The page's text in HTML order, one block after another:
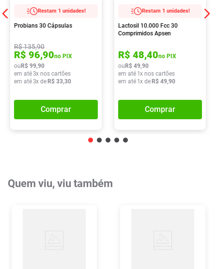
Restam 1 unidades!
Probians 30 Cápsulas
R$135,90
R$ 96,90no PIX
ou R$ 99,90
em até3x nos cartões
em até3x de R$ 33,30
Comprar
Restam 1 unidades!
Lactosil 10.000 Fcc 30
Comprimidos Apsen
R$ 48,40no PIX
ou R$ 49,90
em até 1x nos cartões
em até 1x de R$ 49,90
Comprar
Quem viu, viu também